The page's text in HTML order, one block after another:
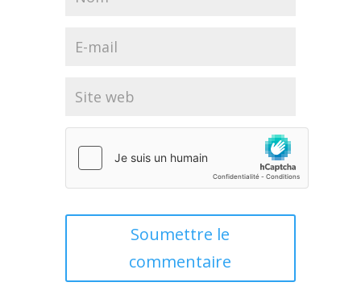
Soumettre le
commentaire